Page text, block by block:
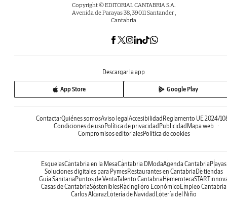
Copyright © EDITORIAL CANTABRIA S.A.
Avenida de Parayas 38, 39011 Santander ,
Cantabria
Descargar la app
App Store Google Play
ContactarQuiénes somosAviso legalAccesibilidadReglamento UE 2024/
Condiciones de usoPolítica de privacidadPublicidadMapa web
Compromisos editorialesPolítica de cookies
EsquelasCantabria en la MesaCantabria DModaAgenda CantabriaPlayas
Soluciones digitales para PymesRestaurantes en CantabriaDe tiendas
Guía SanitariaPuntos de VentaTalento CantabriaHemeroteca
Casas de CantabriaSosteniblesRacingForo EconómicoEmpleo Cantabria
Carlos AlcarazLotería de NavidadLotería del Niño